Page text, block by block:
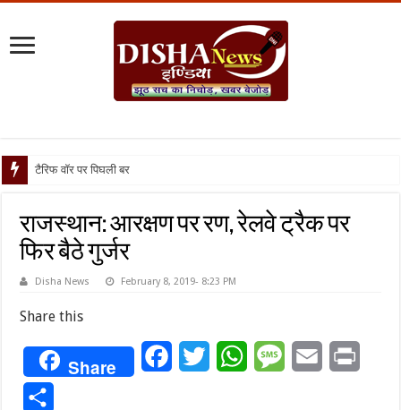
टैरिफ वॉर पर पिघली बर्फ, ट्रंप और मो
राजस्थान: आरक्षण पर रण, रेलवे ट्रैक पर
फिर बैठे गुर्जर
Disha News February 8, 2019- 8:23 PM
Share this
Share FacebookTwitterWhatsAppMessageEmail